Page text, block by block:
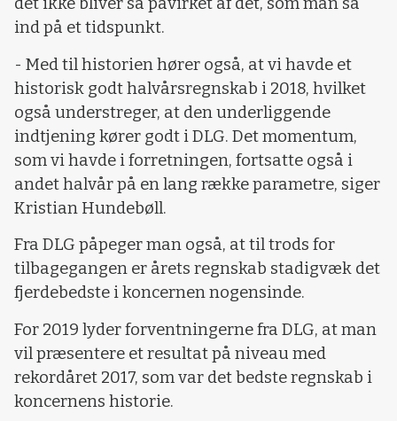
det ikke bliver så påvirket af det, som man så
ind på et tidspunkt.
- Med til historien hører også, at vi havde et
historisk godt halvårsregnskab i 2018, hvilket
også understreger, at den underliggende
indtjening kører godt i DLG. Det momentum,
som vi havde i forretningen, fortsatte også i
andet halvår på en lang række parametre, siger
Kristian Hundebøll.
Fra DLG påpeger man også, at til trods for
tilbagegangen er årets regnskab stadigvæk det
fjerdebedste i koncernen nogensinde.
For 2019 lyder forventningerne fra DLG, at man
vil præsentere et resultat på niveau med
rekordåret 2017, som var det bedste regnskab i
koncernens historie.